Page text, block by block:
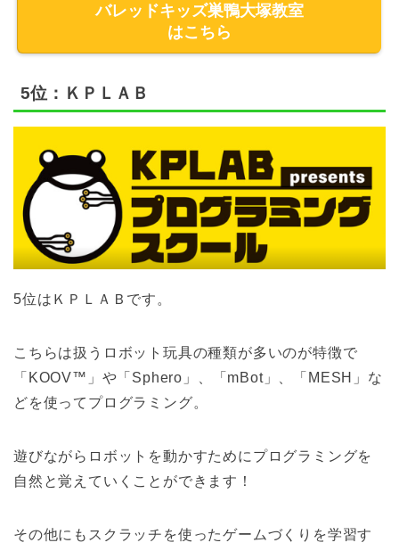
バレッドキッズ巣鴨大塚教室
はこちら
5位：ＫＰＬＡＢ
5位はＫＰＬＡＢです。
こちらは扱うロボット玩具の種類が多いのが特徴で
「KOOV™」や「Sphero」、「mBot」、「MESH」な
どを使ってプログラミング。
遊びながらロボットを動かすためにプログラミングを
自然と覚えていくことができます！
その他にもスクラッチを使ったゲームづくりを学習す